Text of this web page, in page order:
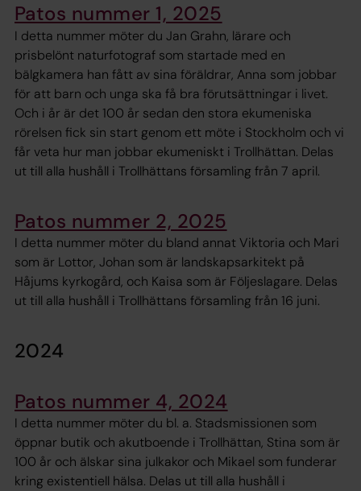
Patos nummer 1, 2025
I detta nummer möter du Jan Grahn, lärare och
prisbelönt naturfotograf som startade med en
bälgkamera han fått av sina föräldrar, Anna som jobbar
för att barn och unga ska få bra förutsättningar i livet.
Och i år är det 100 år sedan den stora ekumeniska
rörelsen fick sin start genom ett möte i Stockholm och vi
får veta hur man jobbar ekumeniskt i Trollhättan. Delas
ut till alla hushåll i Trollhättans församling från 7 april.
Patos nummer 2, 2025
I detta nummer möter du bland annat Viktoria och Mari
som är Lottor, Johan som är landskapsarkitekt på
Håjums kyrkogård, och Kaisa som är Följeslagare. Delas
ut till alla hushåll i Trollhättans församling från 16 juni.
2024
Patos nummer 4, 2024
I detta nummer möter du bl. a. Stadsmissionen som
öppnar butik och akutboende i Trollhättan, Stina som är
100 år och älskar sina julkakor och Mikael som funderar
kring existentiell hälsa. Delas ut till alla hushåll i